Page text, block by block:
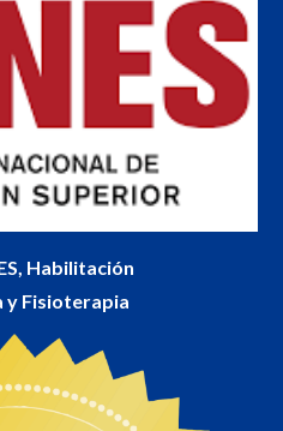
Habilitación
y Fisioterapia